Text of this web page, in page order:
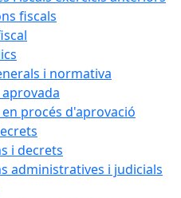
fiscals
i normativa
procés d'aprovació
i decrets
administratives i judicials